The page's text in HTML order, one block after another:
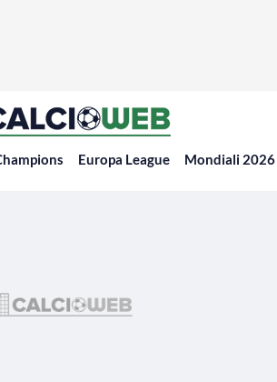
Europa League Mondiali 2026